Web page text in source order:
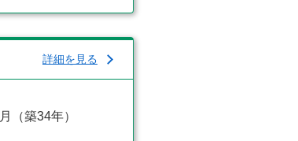
詳細を見る
（築34年）